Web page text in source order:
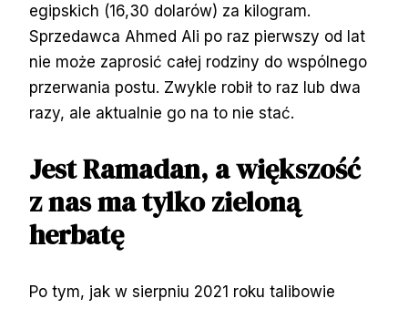
egipskich (16,30 dolarów) za kilogram.
Sprzedawca Ahmed Ali po raz pierwszy od lat
nie może zaprosić całej rodziny do wspólnego
przerwania postu. Zwykle robił to raz lub dwa
razy, ale aktualnie go na to nie stać.
Jest Ramadan, a większość
z nas ma tylko zieloną
herbatę
Po tym, jak w sierpniu 2021 roku talibowie